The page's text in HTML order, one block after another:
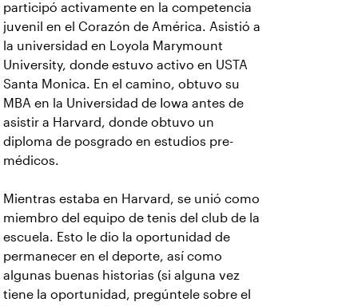
participó activamente en la competencia
juvenil en el Corazón de América. Asistió a
la universidad en Loyola Marymount
University, donde estuvo activo en USTA
Santa Monica. En el camino, obtuvo su
MBA en la Universidad de Iowa antes de
asistir a Harvard, donde obtuvo un
diploma de posgrado en estudios pre-
médicos.
Mientras estaba en Harvard, se unió como
miembro del equipo de tenis del club de la
escuela. Esto le dio la oportunidad de
permanecer en el deporte, así como
algunas buenas historias (si alguna vez
tiene la oportunidad, pregúntele sobre el